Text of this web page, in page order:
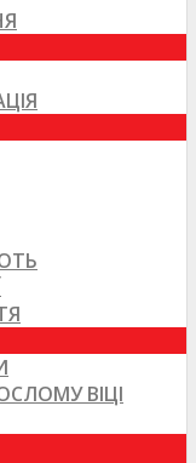
ВІЦІ